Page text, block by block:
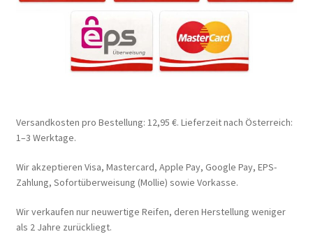
Versandkosten pro Bestellung: 12,95 €. Lieferzeit nach Österreich:
1–3 Werktage.
Wir akzeptieren Visa, Mastercard, Apple Pay, Google Pay, EPS-
Zahlung, Sofortüberweisung (Mollie) sowie Vorkasse.
Wir verkaufen nur neuwertige Reifen, deren Herstellung weniger
als 2 Jahre zurückliegt.